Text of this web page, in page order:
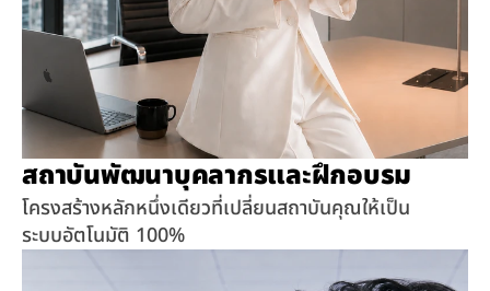
สถาบันพัฒนาบุคลากรและฝึกอบรม
โครงสร้างหลักหนึ่งเดียวที่เปลี่ยนสถาบันคุณให้เป็น
ระบบอัตโนมัติ 100%